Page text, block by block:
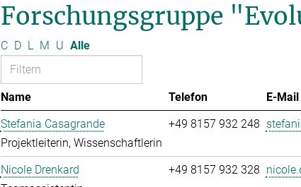
Forschungsgruppe
C D L M U Alle
Name Telefon E-Mail
Stefania Casagrande
Projektleiterin, Wissenschaftlerin
+49 8157 932 248
Nicole Drenkard
+49 8157 932 328